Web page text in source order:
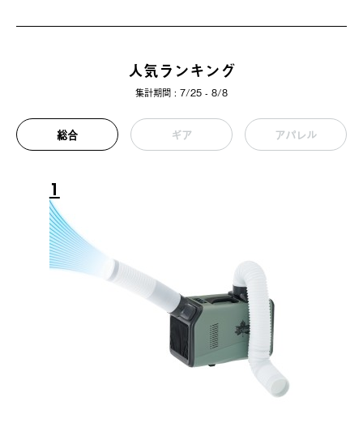
人気ランキング
集計期間 : 7/25 - 8/8
総合 ギア アパレル
1